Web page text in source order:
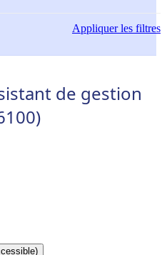
Appliquerles filtres
de gestion